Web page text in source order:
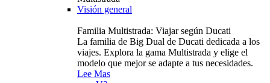
Visión general
Familia Multistrada: Viajar según Ducati
La familia de Big Dual de Ducati dedicada a los
viajes. Explora la gama Multistrada y elige el
modelo que mejor se adapte a tus necesidades.
Lee Mas